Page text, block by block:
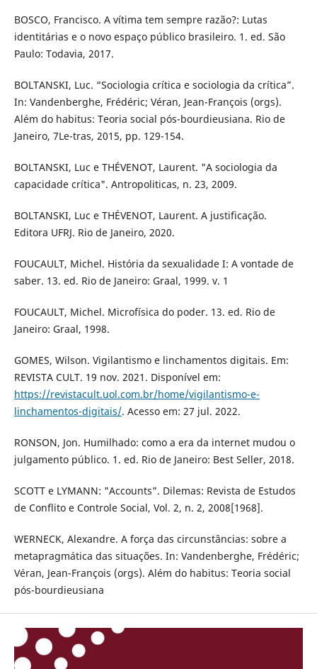
BOSCO, Francisco. A vítima tem sempre razão?: Lutas
identitárias e o novo espaço público brasileiro. 1. ed. São
Paulo: Todavia, 2017.
BOLTANSKI, Luc. “Sociologia crítica e sociologia da crítica”.
In: Vandenberghe, Frédéric; Véran, Jean-François (orgs).
Além do habitus: Teoria social pós-bourdieusiana. Rio de
Janeiro, 7Le-tras, 2015, pp. 129-154.
BOLTANSKI, Luc e THÉVENOT, Laurent. "A sociologia da
capacidade crítica". Antropoliticas, n. 23, 2009.
BOLTANSKI, Luc e THÉVENOT, Laurent. A justificação.
Editora UFRJ. Rio de Janeiro, 2020.
FOUCAULT, Michel. História da sexualidade I: A vontade de
saber. 13. ed. Rio de Janeiro: Graal, 1999. v. 1
FOUCAULT, Michel. Microfísica do poder. 13. ed. Rio de
Janeiro: Graal, 1998.
GOMES, Wilson. Vigilantismo e linchamentos digitais. Em:
REVISTA CULT. 19 nov. 2021. Disponível em:
https://revistacult.uol.com.br/home/vigilantismo-e-
linchamentos-digitais/. Acesso em: 27 jul. 2022.
RONSON, Jon. Humilhado: como a era da internet mudou o
julgamento público. 1. ed. Rio de Janeiro: Best Seller, 2018.
SCOTT e LYMANN: "Accounts". Dilemas: Revista de Estudos
de Conflito e Controle Social, Vol. 2, n. 2, 2008[1968].
WERNECK, Alexandre. A força das circunstâncias: sobre a
metapragmática das situações. In: Vandenberghe, Frédéric;
Véran, Jean-François (orgs). Além do habitus: Teoria social
pós-bourdieusiana